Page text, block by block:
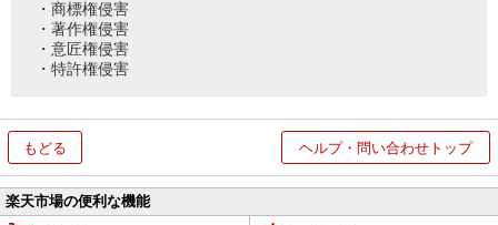
・商標権侵害
・著作権侵害
・意匠権侵害
・特許権侵害
もどる ヘルプ・問い合わせトップ
楽天市場の便利な機能